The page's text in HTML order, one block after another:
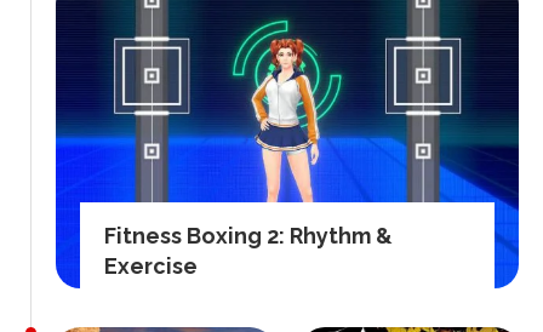
Fitness Boxing 2: Rhythm &
Exercise